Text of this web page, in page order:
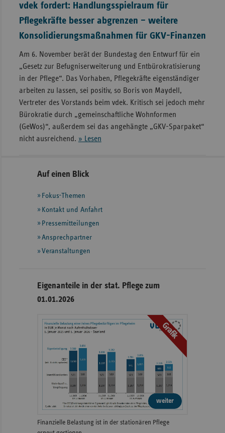
vdek fordert: Handlungsspielraum für
Pflegekräfte besser abgrenzen – weitere
Konsolidierungsmaßnahmen für GKV-Finanzen
Am 6. November berät der Bundestag den Entwurf für ein
„Gesetz zur Befugniserweiterung und Entbürokratisierung
in der Pflege“. Das Vorhaben, Pflegekräfte eigenständiger
arbeiten zu lassen, sei positiv, so Boris von Maydell,
Vertreter des Vorstands beim vdek. Kritisch sei jedoch mehr
Bürokratie durch „gemeinschaftliche Wohnformen
(GeWos)“, außerdem sei das angehängte „GKV-Sparpaket“
nicht ausreichend. » Lesen
Seitennavigation
Seitenleiste
weiteren
Informationen
Auf einen Blick
Fokus-Themen
Kontakt und Anfahrt
Pressemitteilungen
Ansprechpartner
Veranstaltungen
Eigenanteile in der stat. Pflege zum
01.01.2026
Grafik
weiter
Finanzielle Belastung ist in der stationären Pflege